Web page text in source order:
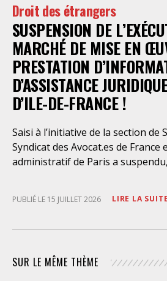
Paris en avait interjeté appel. Par
août dernier, le Conseil d’Etat a
dont l’infirmerie psychiatrique de
police a depuis trop longtemps
Droit des étrangers
SUSPENSION DE
MARCHÉ DE MISE EN
PRESTATION
D’ASSISTANCE JURIDIQUE
D’ILE-DE-FRANCE !
Saisi à l’initiative de la section de
Syndicat des Avocat.es de
administratif de Paris a
juridique des étrangers
droits fondamentaux des
PUBLIÉ LE 15 JUILLET 2026 LIRE LA SUITE
SUR LE MÊME THÈME